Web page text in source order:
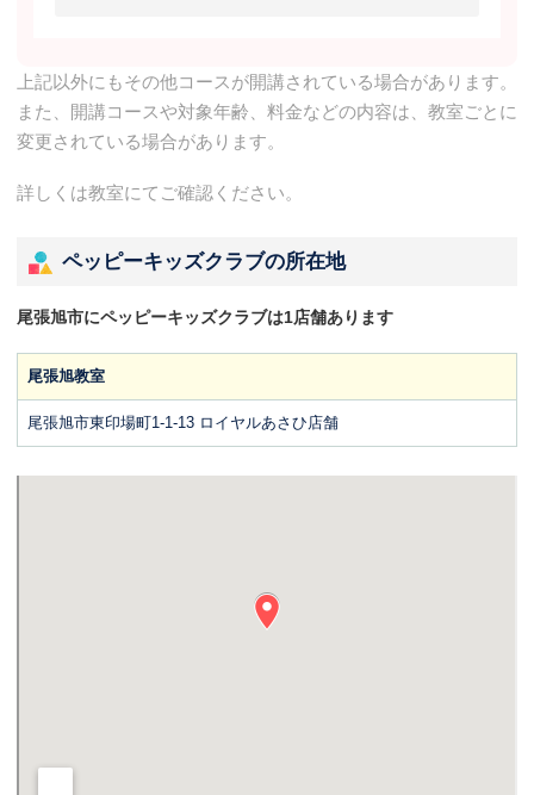
上記以外にもその他コースが開講されている場合があります。
また、開講コースや対象年齢、料金などの内容は、教室ごとに
変更されている場合があります。
詳しくは教室にてご確認ください。
ペッピーキッズクラブの所在地
尾張旭市にペッピーキッズクラブは1店舗あります
尾張旭教室
尾張旭市東印場町1-1-13 ロイヤルあさひ店舗